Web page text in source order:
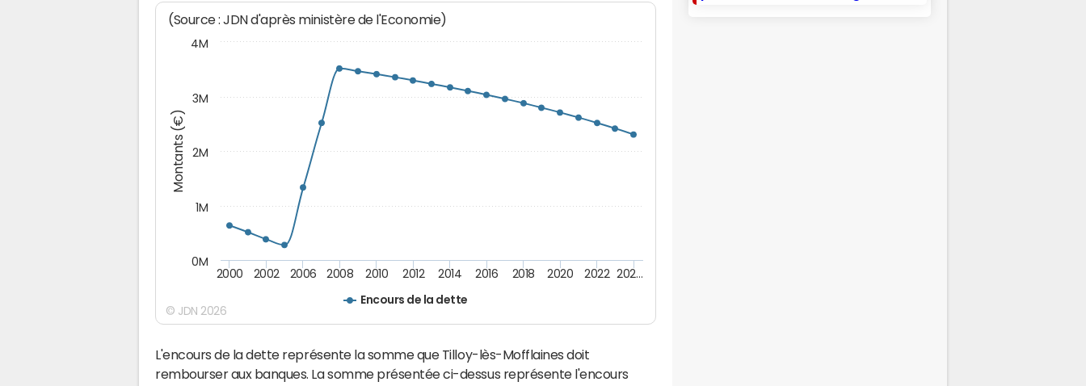
Montants (€)
(Source : JDN d'après ministère de l'Economie)
Encours de la dette
2000 2002 2006 2008 2010 2012 2014 2016 2018 2020 2022 202…
0M
1M
2M
3M
4M
© JDN 2026
L'encours de la dette représente la somme que Tilloy-lès-Mofflaines doit
rembourser aux banques. La somme présentée ci-dessus représente l'encours